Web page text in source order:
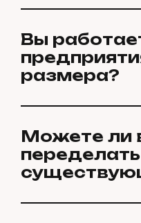
Вы
размера?
Можете ли